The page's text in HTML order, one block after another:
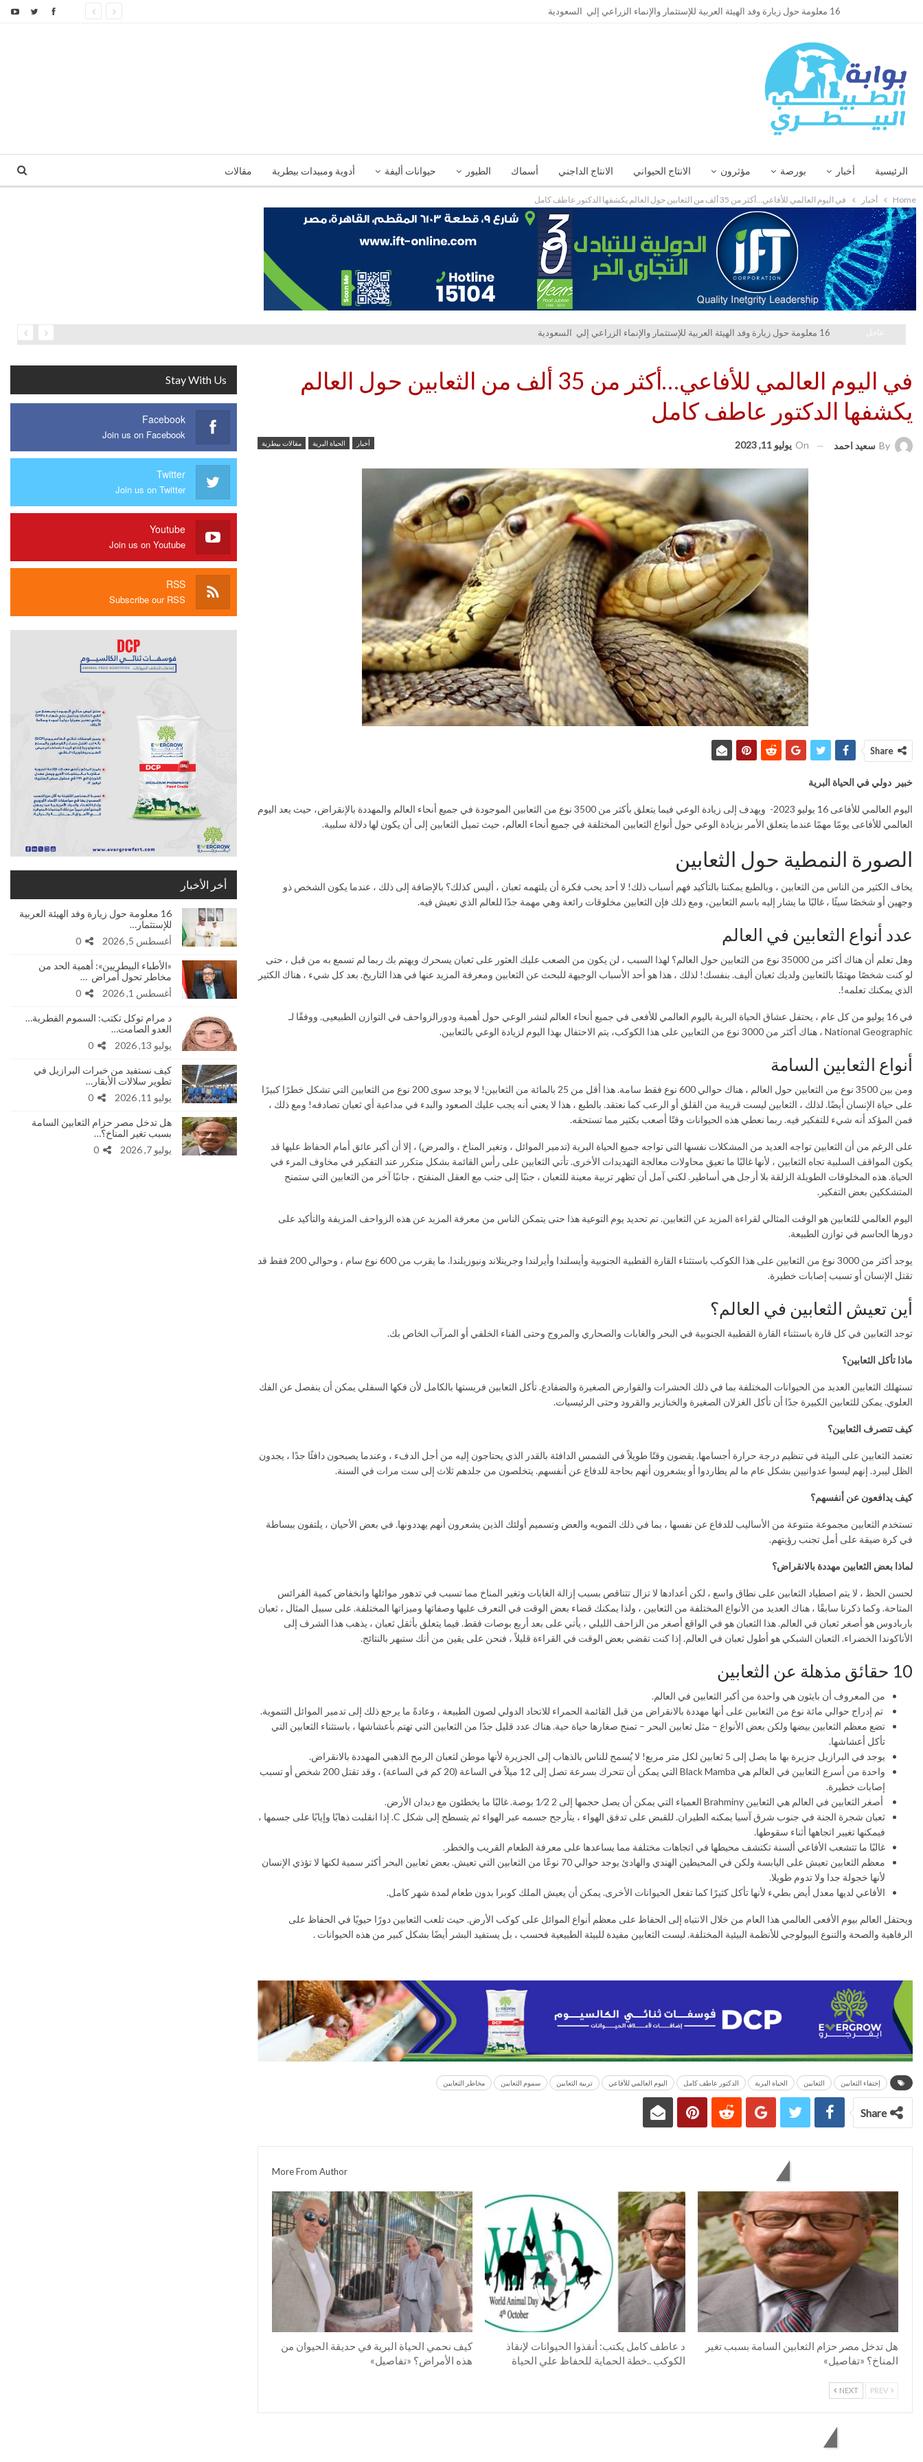
16 معلومة حول زيارة وفد الهيئة العربية للإستثمار والإنماء الزراعي إلي السعودية
الرئيسية أخبار بورصة مؤثرون الانتاج الحيواني الانتاج الداجني أسماك الطيور حيوانات أليفة أدوية ومبيدات بيطرية مقالات
Home أخبار في اليوم العالمي للأفاعي…أكثر من 35 ألف من الثعابين حول العالم يكشفها الدكتور عاطف كامل
16 معلومة حول زيارة وفد الهيئة العربية للإستثمار والإنماء الزراعي إلي السعودية
في اليوم العالمي للأفاعي…أكثر من 35 ألف من الثعابين حول العالم
يكشفها الدكتور عاطف كامل
أخبار الحياة البرية مقالات بيطرية By سعيد احمد On يوليو 11, 2023
Share
خبير دولي في الحياة البرية
اليوم العالمي للأفاعى 16 يوليو 2023- ويهدف إلى زيادة الوعي فيما يتعلق بأكثر من 3500 نوع من الثعابين الموجودة في جميع أنحاء العالم والمهددة بالإنقراض، حيث يعد اليوم
العالمي للأفاعى يومًا مهمًا عندما يتعلق الأمر بزيادة الوعي حول أنواع الثعابين المختلفة في جميع أنحاء العالم، حيث تميل الثعابين إلى أن يكون لها دلالة سلبية.
الصورة النمطية حول الثعابين
يخاف الكثير من الناس من الثعابين ، وبالطبع يمكننا بالتأكيد فهم أسباب ذلك! لا أحد يحب فكرة أن يلتهمه ثعبان ، أليس كذلك؟ بالإضافة إلى ذلك ، عندما يكون الشخص ذو
وجهين أو شخصًا سيئًا ، غالبًا ما يشار إليه باسم الثعابين، ومع ذلك فإن الثعابين مخلوقات رائعة وهي مهمة جدًا للعالم الذي نعيش فيه.
عدد أنواع الثعابين في العالم
وهل تعلم أن هناك أكثر من 35000 نوع من الثعابين حول العالم؟ لهذا السبب ، لن يكون من الصعب عليك العثور على ثعبان يسحرك ويهتم بك ربما لم تسمع به من قبل ، حتى
لو كنت شخصًا مهتمًا بالثعابين ولديك ثعبان أليف. بنفسك! لذلك ، هذا هو أحد الأسباب الوجيهة للبحث عن الثعابين ومعرفة المزيد عنها في هذا التاريخ. بعد كل شيء ، هناك الكثير
الذي يمكنك تعلمه!.
في 16 يوليو من كل عام ، يحتفل عشاق الحياة البرية باليوم العالمي للأفعى في جميع أنحاء العالم لنشر الوعي حول أهمية ودورالزواحف في التوازن الطبيعيى. ووفقًا لـ
National Geographic ، هناك أكثر من 3000 نوع من الثعابين على هذا الكوكب، يتم الاحتفال بهذا اليوم لزيادة الوعي بالثعابين.
أنواع الثعابين السامة
ومن بين 3500 نوع من الثعابين حول العالم ، هناك حوالي 600 نوع فقط سامة. هذا أقل من 25 بالمائة من الثعابين! لا يوجد سوى 200 نوع من الثعابين التي تشكل خطرًا كبيرًا
على حياة الإنسان أيضًا. لذلك ، الثعابين ليست قريبة من القلق أو الرعب كما نعتقد. بالطبع ، هذا لا يعني أنه يجب عليك الصعود والبدء في مداعبة أي ثعبان تصادفه! ومع ذلك ،
فمن المؤكد أنه شيء للتفكير فيه. ربما نعطي هذه الحيوانات وقتًا أصعب بكثير مما تستحقه.
على الرغم من أن الثعابين تواجه العديد من المشكلات نفسها التي تواجه جميع الحياة البرية (تدمير الموائل ، وتغير المناخ ، والمرض) ، إلا أن أكبر عائق أمام الحفاظ عليها قد
يكون المواقف السلبية تجاه الثعابين ، لأنها غالبًا ما تعيق محاولات معالجة التهديدات الأخرى. تأتي الثعابين على رأس القائمة بشكل متكرر عند التفكير في مخاوف المرء في
الحياة. هذه المخلوقات الطويلة الزلقة بلا أرجل هي أساطير. لكني آمل أن تظهر تربية معينة للثعبان ، جنبًا إلى جنب مع العقل المنفتح ، جانبًا آخر من الثعابين التي ستمنح
المتشككين بعض التفكير.
اليوم العالمي للثعابين هو الوقت المثالي لقراءة المزيد عن الثعابين. تم تحديد يوم التوعية هذا حتى يتمكن الناس من معرفة المزيد عن هذه الزواحف المزيفة والتأكيد على
دورها الحاسم في توازن الطبيعة.
يوجد أكثر من 3000 نوع من الثعابين على هذا الكوكب باستثناء القارة القطبية الجنوبية وأيسلندا وأيرلندا وجرينلاند ونيوزيلندا. ما يقرب من 600 نوع سام ، وحوالي 200 فقط قد
تقتل الإنسان أو تسبب إصابات خطيرة.
أين تعيش الثعابين في العالم؟
توجد الثعابين في كل قارة باستثناء القارة القطبية الجنوبية في البحر والغابات والصحاري والمروج وحتى الفناء الخلفي أو المرآب الخاص بك.
ماذا تأكل الثعابين؟
تستهلك الثعابين العديد من الحيوانات المختلفة بما في ذلك الحشرات والقوارض الصغيرة والضفادع. تأكل الثعابين فريستها بالكامل لأن فكها السفلي يمكن أن ينفصل عن الفك
العلوي. يمكن للثعابين الكبيرة جدًا أن تأكل الغزلان الصغيرة والخنازير والقرود وحتى الرئيسيات.
كيف تتصرف الثعابين؟
تعتمد الثعابين على البيئة في تنظيم درجة حرارة أجسامها. يقضون وقتًا طويلاً في الشمس الدافئة بالقدر الذي يحتاجون إليه من أجل الدفء ، وعندما يصبحون دافئًا جدًا ، يجدون
الظل ليبرد. إنهم ليسوا عدوانيين بشكل عام ما لم يطاردوا أو يشعرون أنهم بحاجة للدفاع عن أنفسهم. يتخلصون من جلدهم ثلاث إلى ست مرات في السنة.
كيف يدافعون عن أنفسهم؟
تستخدم الثعابين مجموعة متنوعة من الأساليب للدفاع عن نفسها ، بما في ذلك التمويه والعض وتسميم أولئك الذين يشعرون أنهم يهددونها. في بعض الأحيان ، يلتفون ببساطة
في كرة ضيقة على أمل تجنب رؤيتهم.
لماذا بعض الثعابين مهددة بالانقراض؟
لحسن الحظ ، لا يتم اصطياد الثعابين على نطاق واسع ، لكن أعدادها لا تزال تتناقص بسبب إزالة الغابات وتغير المناخ مما تسبب في تدهور موائلها وانخفاض كمية الفرائس
المتاحة. وكما ذكرنا سابقًا ، هناك العديد من الأنواع المختلفة من الثعابين ، ولذا يمكنك قضاء بعض الوقت في التعرف عليها وصفاتها وميزاتها المختلفة. على سبيل المثال ، ثعبان
باربادوس هو أصغر ثعبان في العالم. هذا الثعبان هو في الواقع أصغر من الزاحف الليلي ، يأتي على بعد أربع بوصات فقط. فيما يتعلق بأثقل ثعبان ، يذهب هذا الشرف إلى
الأناكوندا الخضراء. الثعبان الشبكي هو أطول ثعبان في العالم. إذا كنت تقضي بعض الوقت في القراءة قليلاً ، فنحن على يقين من أنك ستبهر بالنتائج.
10 حقائق مذهلة عن الثعابين
من المعروف أن بايثون هي واحدة من أكبر الثعابين في العالم.
تم إدراج حوالي مائة نوع من الثعابين على أنها مهددة بالانقراض من قبل القائمة الحمراء للاتحاد الدولي لصون الطبيعة ، وعادةً ما يرجع ذلك إلى تدمير الموائل التنموية.
تضع معظم الثعابين بيضها ولكن بعض الأنواع – مثل ثعابين البحر – تمنح صغارها حياة حية. هناك عدد قليل جدًا من الثعابين التي تهتم بأعشاشها ، باستثناء الثعابين التي
تأكل أعشاشها.
يوجد في البرازيل جزيرة بها ما يصل إلى 5 ثعابين لكل متر مربع! لا يُسمح للناس بالذهاب إلى الجزيرة لأنها موطن لثعبان الرمح الذهبي المهددة بالانقراض.
واحدة من أسرع الثعابين في العالم هي Black Mamba التي يمكن أن تتحرك بسرعة تصل إلى 12 ميلاً في الساعة (20 كم في الساعة) ، وقد تقتل 200 شخص أو تسبب
إصابات خطيرة.
أصغر الثعابين في العالم هي الثعابين Brahminy العمياء التي يمكن أن يصل حجمها إلى 2 1⁄2 بوصة. غالبًا ما يخطئون مع ديدان الأرض.
ثعبان شجرة الجنة في جنوب شرق آسيا يمكنه الطيران. للقبض على تدفق الهواء ، يتأرجح جسمه عبر الهواء ثم يتسطح إلى شكل C. إذا انقلبت ذهابًا وإيابًا على جسمها ،
فيمكنها تغيير اتجاهها أثناء سقوطها.
غالبًا ما تتشعب الأفاعي ألسنة تكتشف محيطها في اتجاهات مختلفة مما يساعدها على معرفة الطعام القريب والخطر.
معظم الثعابين تعيش على اليابسة ولكن في المحيطين الهندي والهادئ يوجد حوالي 70 نوعًا من الثعابين التي تعيش. بعض ثعابين البحر أكثر سمية لكنها لا تؤذي الإنسان
لأنها خجولة جدا ولا تدوم طويلا.
الأفاعي لديها معدل أيض بطيء لأنها تأكل كثيرًا كما تفعل الحيوانات الأخرى. يمكن أن يعيش الملك كوبرا بدون طعام لمدة شهر كامل.
ويحتفل العالم بيوم الأفعى العالمي هذا العام من خلال الانتباه إلى الحفاظ على معظم أنواع الموائل على كوكب الأرض. حيث تلعب الثعابين دورًا حيويًا في الحفاظ على
الرفاهية والصحة والتنوع البيولوجي للأنظمة البيئية المختلفة. ليست الثعابين مفيدة للبيئة الطبيعية فحسب ، بل يستفيد البشر أيضًا بشكل كبير من هذه الحيوانات .
إختفاء الثعابين الثعابين الحياة البرية الدكتور عاطف كامل اليوم العالمي للأفاعي تربية الثعابين سموم الثعابين مخاطر الثعابين
Share
More From Author
هل تدخل مصر حزام الثعابين السامة بسبب تغير
المناخ؟ «تفاصيل»
د عاطف كامل يكتب: أنقذوا الحيوانات لإنقاذ
الكوكب ..خطة الحماية للحفاظ علي الحياة
كيف نحمي الحياة البرية في حديقة الحيوان من
هذه الأمراض؟ «تفاصيل»
NEXT
Stay With Us
Facebook
Join us on Facebook
Twitter
Join us on Twitter
Youtube
Join us on Youtube
RSS
Subscribe our RSS
أخر الأخبار
16 معلومة حول زيارة وفد الهيئة العربية
للإستثمار…
أغسطس 5, 2026
«الأطباء البيطريين»: أهمية الحد من
مخاطر تحول أمراض …
أغسطس 1, 2026
د مرام توكل تكتب: السموم الفطرية…
العدو الصامت…
يوليو 13, 2026
كيف نستفيد من خبرات البرازيل في
تطوير سلالات الأبقار…
يوليو 11, 2026
هل تدخل مصر حزام الثعابين السامة
بسبب تغير المناخ؟…
يوليو 7, 2026